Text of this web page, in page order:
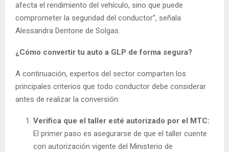
afecta el rendimiento del vehículo, sino que puede
comprometer la seguridad del conductor”, señala
Alessandra Dentone de Solgas.
¿Cómo convertir tu auto a GLP de forma segura?
A continuación, expertos del sector comparten los
principales criterios que todo conductor debe considerar
antes de realizar la conversión:
Verifica que el taller esté autorizado por el MTC:
El primer paso es asegurarse de que el taller cuente
con autorización vigente del Ministerio de